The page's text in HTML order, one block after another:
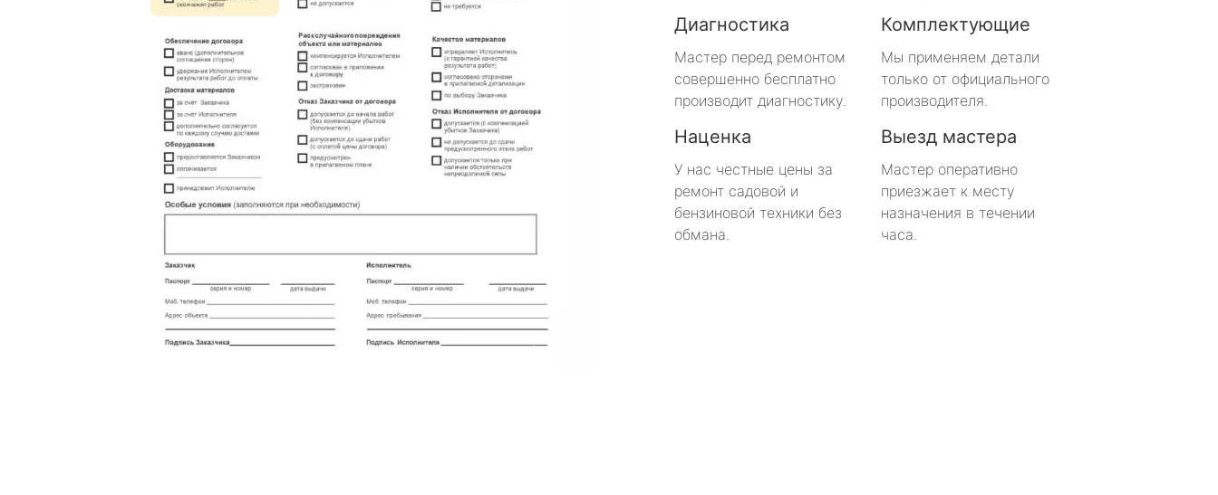
Диагностика
Мастер перед ремонтом
совершенно бесплатно
производит диагностику.
Комплектующие
Мы применяем детали
только от официального
производителя.
Наценка
У нас честные цены за
ремонт садовой и
бензиновой техники без
обмана.
Выезд мастера
Мастер оперативно
приезжает к месту
назначения в течении
часа.